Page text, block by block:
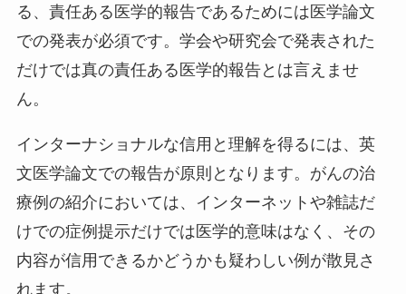
る、責任ある医学的報告であるためには医学論文
での発表が必須です。学会や研究会で発表された
だけでは真の責任ある医学的報告とは言えませ
ん。
インターナショナルな信用と理解を得るには、英
文医学論文での報告が原則となります。がんの治
療例の紹介においては、インターネットや雑誌だ
けでの症例提示だけでは医学的意味はなく、その
内容が信用できるかどうかも疑わしい例が散見さ
れます。